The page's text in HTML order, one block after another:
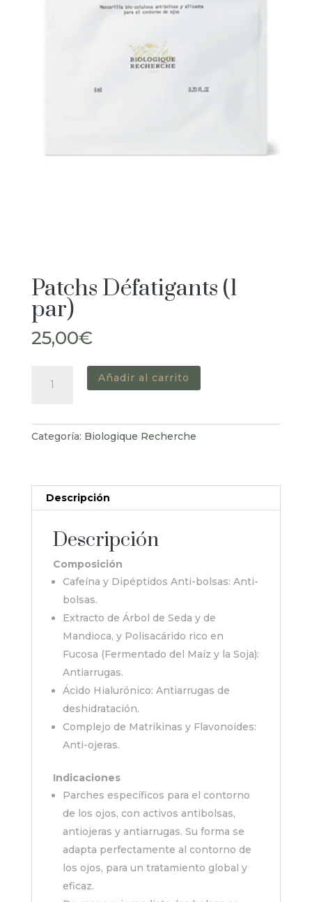
Patchs Défatigants (1
par)
25,00€
Défatigants
par)
cantidad
Añadir al carrito
Categoría: Biologique Recherche
Descripción
Descripción
Composición
Cafeína y Dipéptidos Anti-bolsas: Anti-
bolsas.
Extracto de Árbol de Seda y de
Mandioca, y Polisacárido rico en
Fucosa (Fermentado del Maíz y la Soja):
Antiarrugas.
Ácido Hialurónico: Antiarrugas de
deshidratación.
Complejo de Matrikinas y Flavonoides:
Anti-ojeras.
Indicaciones
Parches específicos para el contorno
de los ojos, con activos antibolsas,
antiojeras y antiarrugas. Su forma se
adapta perfectamente al contorno de
los ojos, para un tratamiento global y
eficaz.